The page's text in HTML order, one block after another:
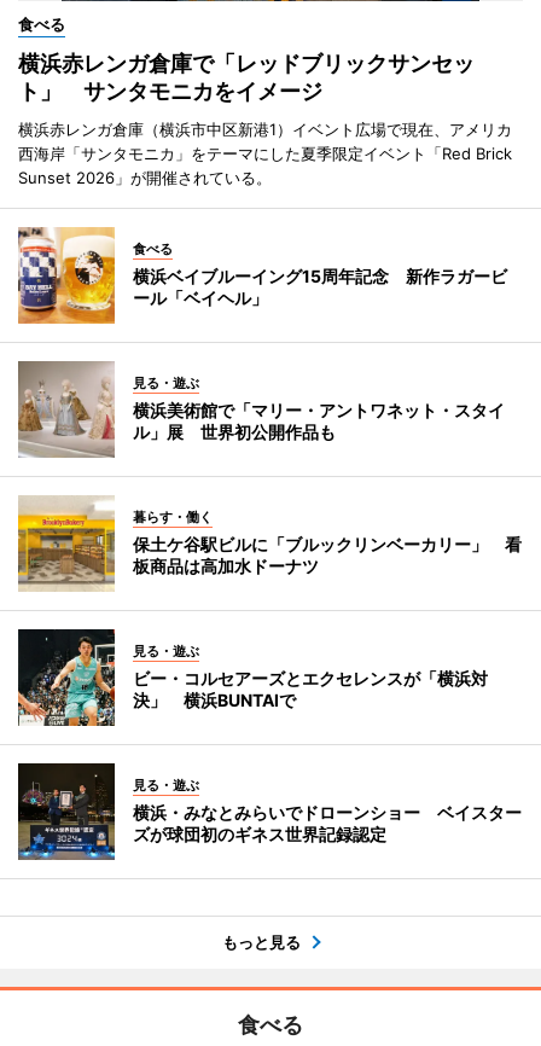
食べる
横浜赤レンガ倉庫で「レッドブリックサンセッ
ト」 サンタモニカをイメージ
横浜赤レンガ倉庫（横浜市中区新港1）イベント広場で現在、アメリカ
西海岸「サンタモニカ」をテーマにした夏季限定イベント「Red Brick
Sunset 2026」が開催されている。
食べる
横浜ベイブルーイング15周年記念 新作ラガービ
ール「ベイヘル」
見る・遊ぶ
横浜美術館で「マリー・アントワネット・スタイ
ル」展 世界初公開作品も
暮らす・働く
保土ケ谷駅ビルに「ブルックリンベーカリー」 看
板商品は高加水ドーナツ
見る・遊ぶ
ビー・コルセアーズとエクセレンスが「横浜対
決」 横浜BUNTAIで
見る・遊ぶ
横浜・みなとみらいでドローンショー ベイスター
ズが球団初のギネス世界記録認定
もっと見る
食べる